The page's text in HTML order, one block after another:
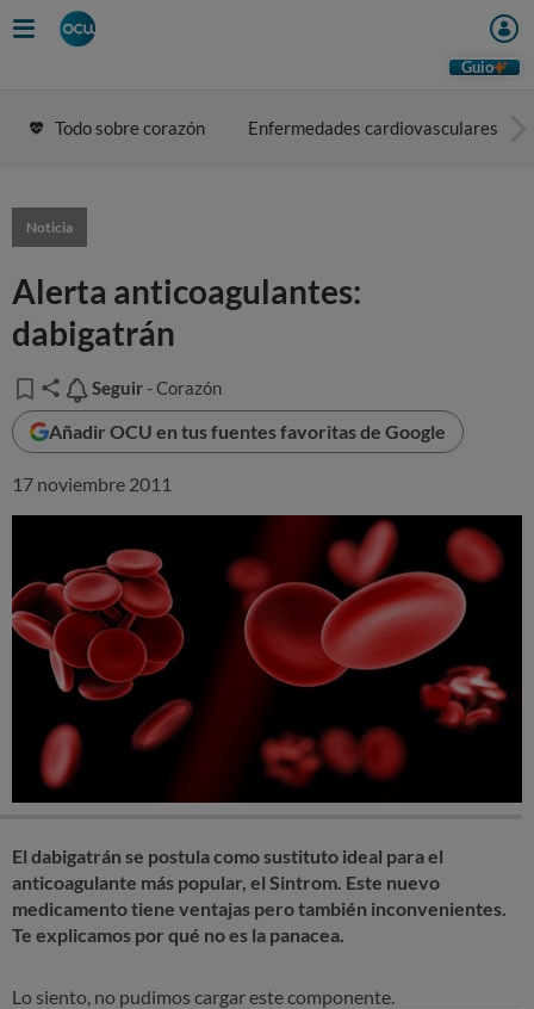
Guio
Todo sobre corazón Enfermedades cardiovasculares
Noticia
Alerta anticoagulantes:
dabigatrán
Seguir
Seguir - Corazón
Añadir OCU en tus fuentes favoritas de Google
17 noviembre 2011
El dabigatrán se postula como sustituto ideal para el
anticoagulante más popular, el Sintrom. Este nuevo
medicamento tiene ventajas pero también inconvenientes.
Te explicamos por qué no es la panacea.
Lo siento, no pudimos cargar este componente.